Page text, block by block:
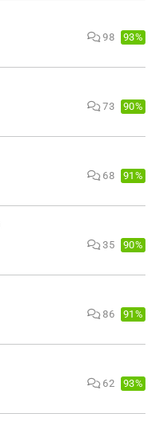
98 93%
73 90%
68 91%
35 90%
86 91%
62 93%